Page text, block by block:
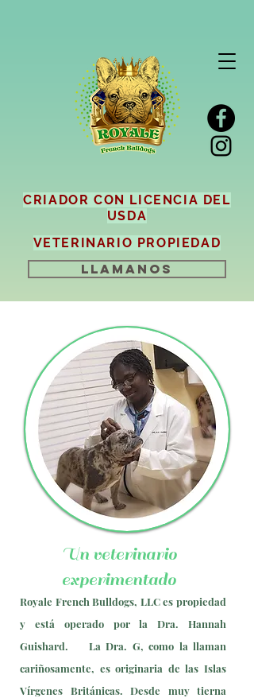
CRIADOR CON LICENCIA DEL
USDA
VETERINARIO PROPIEDAD
LLAMANOS
Un veterinario
experimentado
Royale French Bulldogs, LLC es propiedad
y está operado por la Dra. Hannah
Guishard.
La Dra. G, como la llaman
cariñosamente, es originaria de las Islas
Vírgenes Británicas. Desde muy tierna